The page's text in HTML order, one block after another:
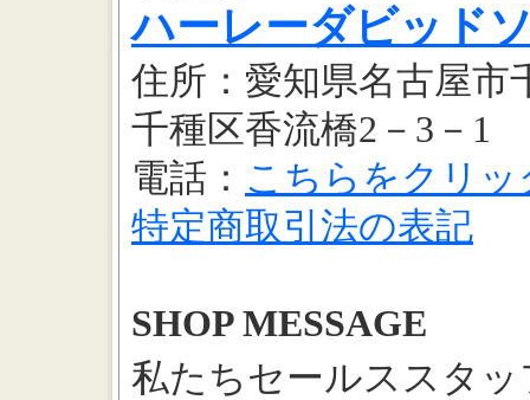
ハーレーダビッド
住所：愛知県名古屋市
千種区香流橋2－3－1
電話： こちらをクリッ
特定商取引法の表記
SHOP MESSAGE
私たちセールススタ